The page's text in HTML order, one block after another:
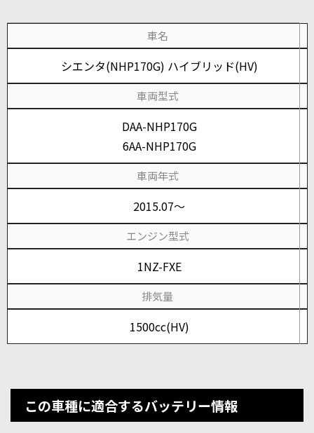
車名
シエンタ(NHP170G) ハイブリッド(HV)
車両型式
DAA-NHP170G
6AA-NHP170G
車両年式
2015.07～
エンジン型式
1NZ-FXE
排気量
1500cc(HV)
この車種に適合するバッテリー情報